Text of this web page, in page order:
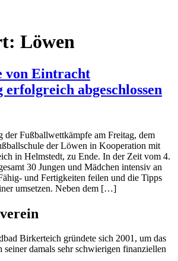
Löwen
von Eintracht
erfolgreich abgeschlossen
der Fußballwettkämpfe am Freitag, dem
der Löwen in Kooperation mit
in Helmstedt, zu Ende. In der Zeit vom 4.
30 Jungen und Mädchen intensiv an
und Fertigkeiten feilen und die Tipps
umsetzen. Neben dem […]
Birkerteich gründete sich 2001, um das
seiner damals sehr schwierigen finanziellen